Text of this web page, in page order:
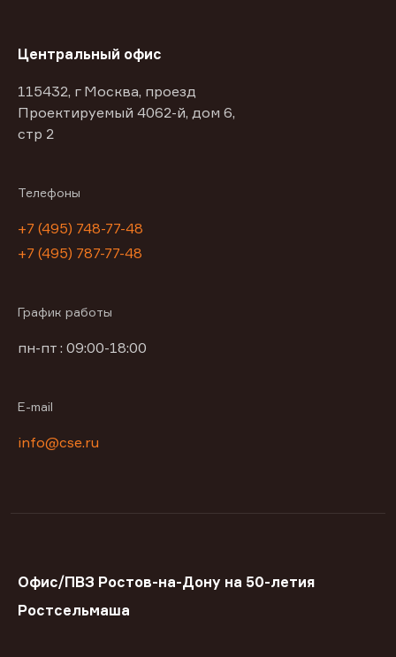
Центральный офис
115432, г Москва, проезд
Проектируемый 4062-й, дом 6,
стр 2
Телефоны
+7 (495) 748-77-48
+7 (495) 787-77-48
График работы
пн-пт : 09:00-18:00
E-mail
info@cse.ru
Офис/ПВЗ Ростов-на-Дону на 50-летия
Ростсельмаша